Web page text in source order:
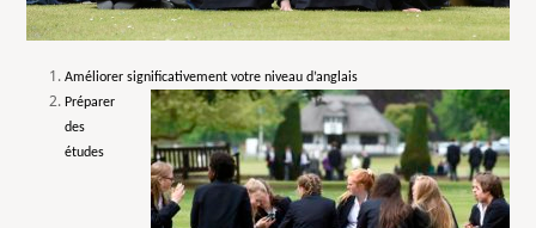
Améliorer significativement votre niveau d’anglais
Préparer
des
études